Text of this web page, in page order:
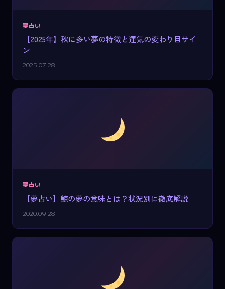
夢占い
【2025年】秋に多い夢の特徴と運気の変わり目サイ
ン
2025.07.28
夢占い
【夢占い】鯨の夢の意味とは？状況別に徹底解説
2020.09.28